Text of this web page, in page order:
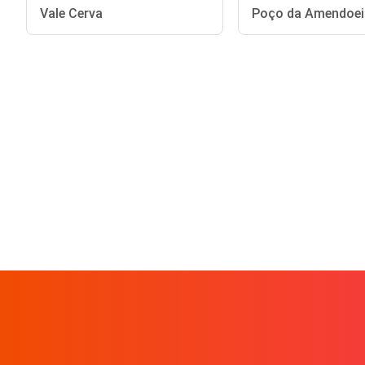
Vale Cerva Poço da